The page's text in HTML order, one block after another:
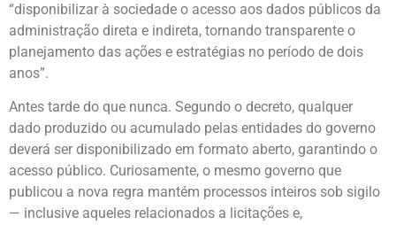
“disponibilizar à sociedade o acesso aos dados públicos da
administração direta e indireta, tornando transparente o
planejamento das ações e estratégias no período de dois
anos”.
Antes tarde do que nunca. Segundo o decreto, qualquer
dado produzido ou acumulado pelas entidades do governo
deverá ser disponibilizado em formato aberto, garantindo o
acesso público. Curiosamente, o mesmo governo que
publicou a nova regra mantém processos inteiros sob sigilo
— inclusive aqueles relacionados a licitações e,